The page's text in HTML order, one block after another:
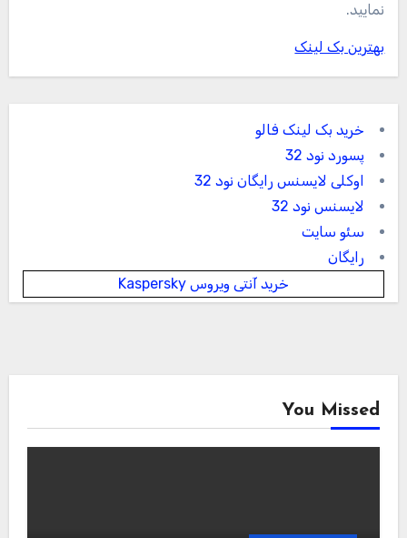
نمایید.
بهترین بک لینک
خرید بک لینک فالو
پسورد نود 32
اوکلی لایسنس رایگان نود 32
لایسنس نود 32
سئو سایت
رایگان
خرید آنتی ویروس Kaspersky
You Missed